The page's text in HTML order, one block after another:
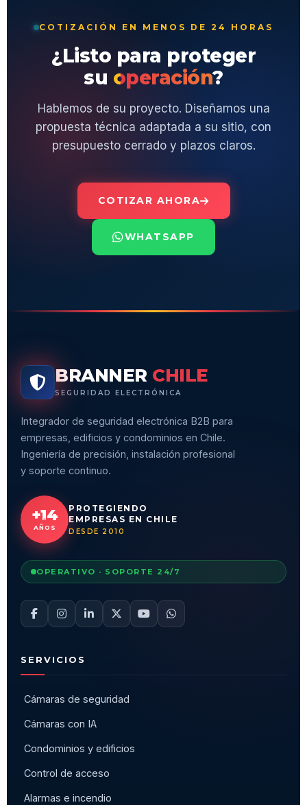
COTIZACIÓN EN MENOS DE 24 HORAS
¿Listo para proteger
su operación?
Hablemos de su proyecto. Diseñamos una
propuesta técnica adaptada a su sitio, con
presupuesto cerrado y plazos claros.
COTIZAR AHORA
WHATSAPP
BRANNER CHILE
SEGURIDAD ELECTRÓNICA
Integrador de seguridad electrónica B2B para
empresas, edificios y condominios en Chile.
Ingeniería de precisión, instalación profesional
y soporte continuo.
+14
AÑOS
PROTEGIENDO
EMPRESAS EN CHILE
DESDE 2010
OPERATIVO · SOPORTE 24/7
SERVICIOS
Cámaras de seguridad
Cámaras con IA
Condominios y edificios
Control de acceso
Alarmas e incendio